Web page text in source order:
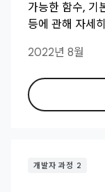
가능한 함수, 기
등에 관해 자세
2022년 8월
개발자 과정 2